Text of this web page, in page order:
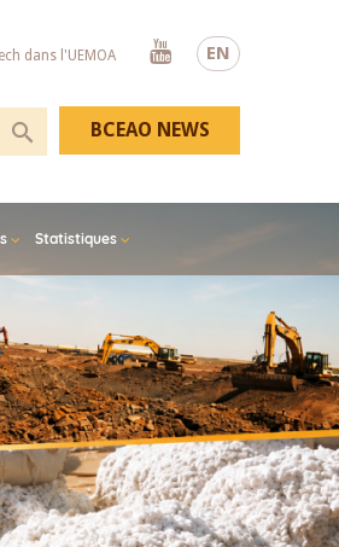
EN
dans l'UEMOA
Youtube
Statistiques
BCEAO NEWS